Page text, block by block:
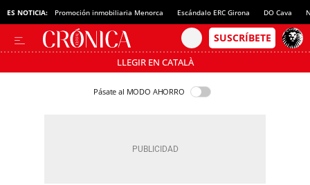
ES NOTICIA: Promoción inmobiliaria Menorca Escándalo ERC Girona DO Cava
LLEGIR EN CATALÀ
Pásate al MODO AHORRO